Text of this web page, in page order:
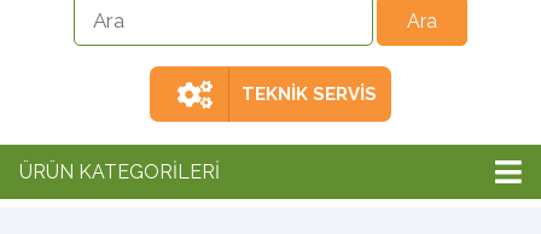
Japon Akmaz Yıkama
Ribon
TEKNİK SERVİS
ÜRÜN KATEGORİLERİ